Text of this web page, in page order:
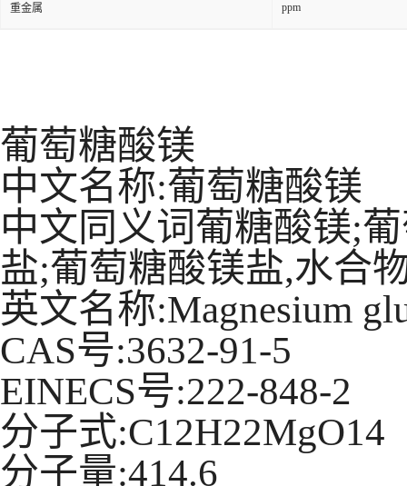
重金属 ppm
葡萄糖酸镁
中文名称:葡萄糖酸镁
中文同义词葡糖酸镁;
盐;葡萄糖酸镁盐,水合
英文名称:Magnesium
CAS号:3632-91-5
EINECS号:222-848-2
分子式:C12H22MgO14
分子量:414.6